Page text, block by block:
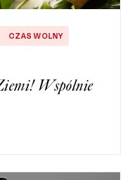
CZAS WOLNY
Wspólnie